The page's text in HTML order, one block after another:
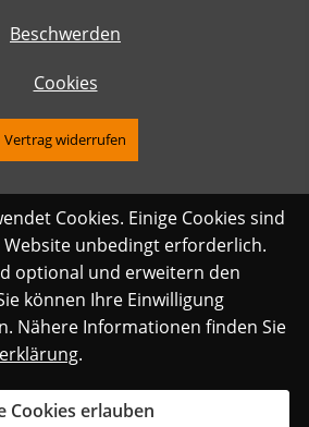
Beschwerden
Cookies
Vertrag widerrufen
Cookies. Einige Cookies sind
unbedingt erforderlich.
optional und erweitern den
können Ihre Einwilligung
Nähere Informationen finden Sie
.
Cookies erlauben